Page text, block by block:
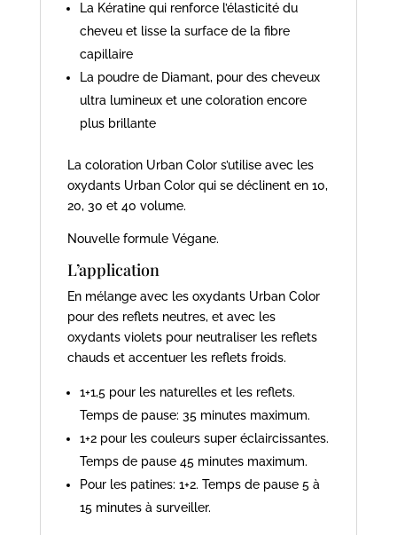
La Kératine qui renforce l’élasticité du
cheveu et lisse la surface de la fibre
capillaire
La poudre de Diamant, pour des cheveux
ultra lumineux et une coloration encore
plus brillante
La coloration Urban Color s’utilise avec les
oxydants Urban Color qui se déclinent en 10,
20, 30 et 40 volume.
Nouvelle formule Végane.
L’application
En mélange avec les oxydants Urban Color
pour des reflets neutres, et avec les
oxydants violets pour neutraliser les reflets
chauds et accentuer les reflets froids.
1+1,5 pour les naturelles et les reflets.
Temps de pause: 35 minutes maximum.
1+2 pour les couleurs super éclaircissantes.
Temps de pause 45 minutes maximum.
Pour les patines: 1+2. Temps de pause 5 à
15 minutes à surveiller.